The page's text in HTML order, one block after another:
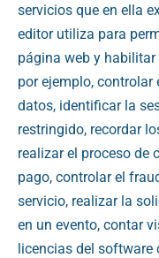
servicios que en ella
editor utiliza para
página web y
por ejemplo,
datos, identificar la
restringido, recordar
realizar el proceso de
pago, controlar el
servicio, realizar la
en un evento, contar
licencias del software